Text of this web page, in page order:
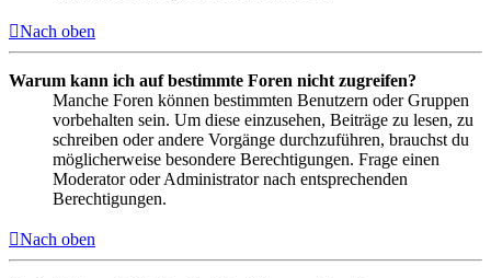
Nach oben
Warum kann ich auf bestimmte Foren nicht zugreifen?
Manche Foren können bestimmten Benutzern oder Gruppen
vorbehalten sein. Um diese einzusehen, Beiträge zu lesen, zu
schreiben oder andere Vorgänge durchzuführen, brauchst du
möglicherweise besondere Berechtigungen. Frage einen
Moderator oder Administrator nach entsprechenden
Berechtigungen.
Nach oben